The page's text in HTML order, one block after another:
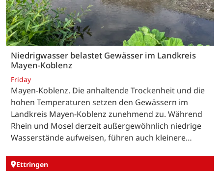
Niedrigwasser belastet Gewässer im Landkreis
Mayen-Koblenz
Friday
Mayen-Koblenz. Die anhaltende Trockenheit und die
hohen Temperaturen setzen den Gewässern im
Landkreis Mayen-Koblenz zunehmend zu. Während
Rhein und Mosel derzeit außergewöhnlich niedrige
Wasserstände aufweisen, führen auch kleinere…
Ettringen